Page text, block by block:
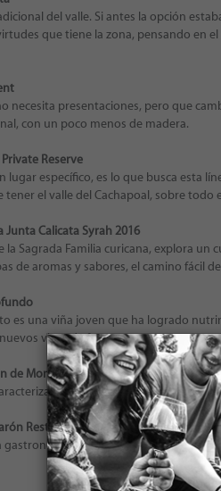
del valle. Si antes la opción
que tiene la zona, pensando en
necesita presentaciones, pero que
con un poco menos de madera.
Reserve
lugar específico, es lo que busca esta
el valle del Cachapoal, sobre todo
Junta Calicata Syrah 2016
la Sagrada Familia curicana, explora un
de aromas y sabores, el camino fácil
es una viña joven que ha logrado
visos de frescura.
de Momo / Santiago
a este restaurante ameno y
Restogrill / Antofagasta
gastronomía de aires peruanos de un